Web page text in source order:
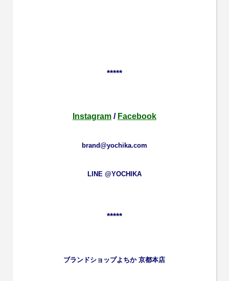
*****
Instagram/ Facebook
brand@yochika.com
LINE @YOCHIKA
*****
ブランドショップよちか 京都本店